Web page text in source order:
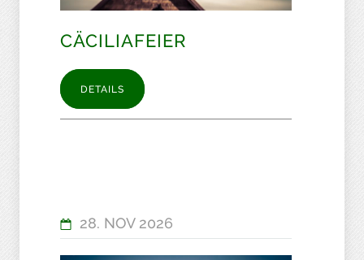
CÄCILIAFEIER
DETAILS
28. NOV 2026